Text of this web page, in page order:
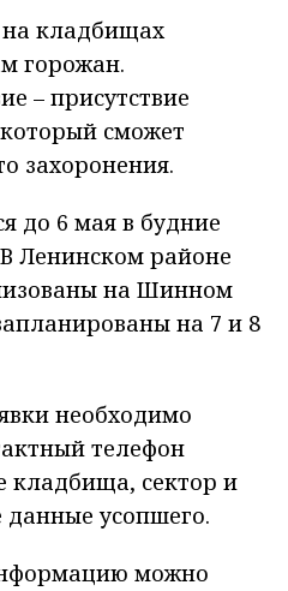
на кладбищах
горожан.
– присутствие
сможет
захоронения.
до 6 мая в будние
В Ленинском районе
на Шинном
на 7 и 8
необходимо
телефон
кладбища, сектор и
усопшего.
можно